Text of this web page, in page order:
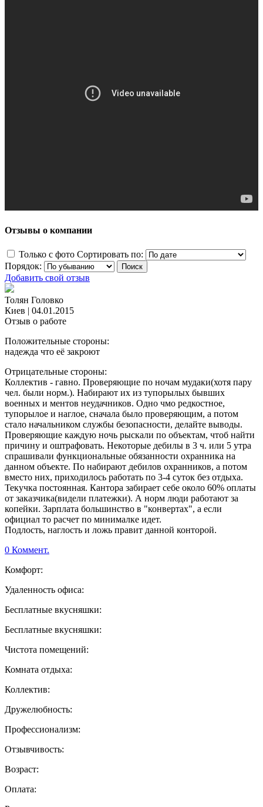
Отзывы о компании
Только с фото Сортировать по:
Порядок:
Добавить свой отзыв
Толян Головко
Киев | 04.01.2015
Отзыв о работе
Положительные стороны:
надежда что её закроют
Отрицательные стороны:
Коллектив - гавно. Проверяющие по ночам мудаки(хотя пару
чел. были норм.). Набирают их из тупорылых бывших
военных и ментов неудачников. Одно чмо редкостное,
тупорылое и наглое, сначала было проверяющим, а потом
стало начальником службы безопасности, делайте выводы.
Проверяющие каждую ночь рыскали по объектам, чтоб найти
причину и оштрафовать. Некоторые дебилы в 3 ч. или 5 утра
спрашивали функциональные обязанности охранника на
данном объекте. По набирают дебилов охранников, а потом
вместо них, приходилось работать по 3-4 суток без отдыха.
Текучка постоянная. Кантора забирает себе около 60% оплаты
от заказчика(видели платежки). А норм люди работают за
копейки. Зарплата большинство в "конвертах", а если
официал то расчет по минималке идет.
Подлость, наглость и ложь правит данной конторой.
0 Коммент.
Комфорт:
Удаленность офиса:
Бесплатные вкусняшки:
Бесплатные вкусняшки:
Чистота помещений:
Комната отдыха:
Коллектив:
Дружелюбность:
Профессионализм:
Отзывчивость:
Возраст:
Оплата: